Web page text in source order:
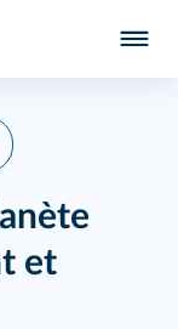
et